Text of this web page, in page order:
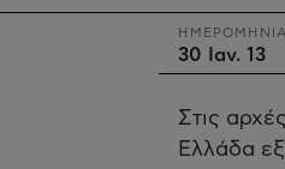
ΗΜΕΡΟΜΗΝΙΑ
30 Ιαν. 13
Στις
Ελλάδα